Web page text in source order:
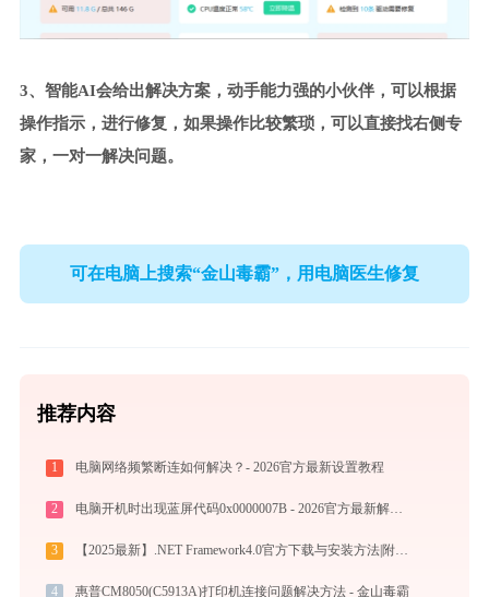
3、智能AI会给出解决方案，动手能力强的小伙伴，可以根据
操作指示，进行修复，如果操作比较繁琐，可以直接找右侧专
家，一对一解决问题。
可在电脑上搜索“金山毒霸”，用电脑医生修复
推荐内容
1 电脑网络频繁断连如何解决？- 2026官方最新设置教程
2 电脑开机时出现蓝屏代码0x0000007B - 2026官方最新解决方案
3 【2025最新】.NET Framework4.0官方下载与安装方法|附错误解决方案
4 惠普CM8050(C5913A)打印机连接问题解决方法 - 金山毒霸